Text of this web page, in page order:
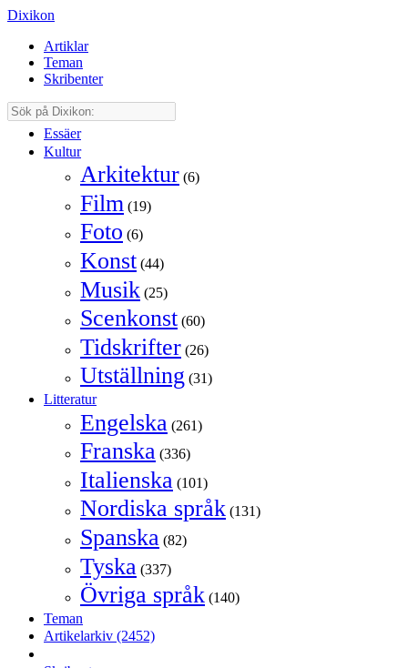
Dixikon
Artiklar
Teman
Skribenter
Essäer
Kultur
Arkitektur (6)
Film (19)
Foto (6)
Konst (44)
Musik (25)
Scenkonst (60)
Tidskrifter (26)
Utställning (31)
Litteratur
Engelska (261)
Franska (336)
Italienska (101)
Nordiska språk (131)
Spanska (82)
Tyska (337)
Övriga språk (140)
Teman
Artikelarkiv (2452)